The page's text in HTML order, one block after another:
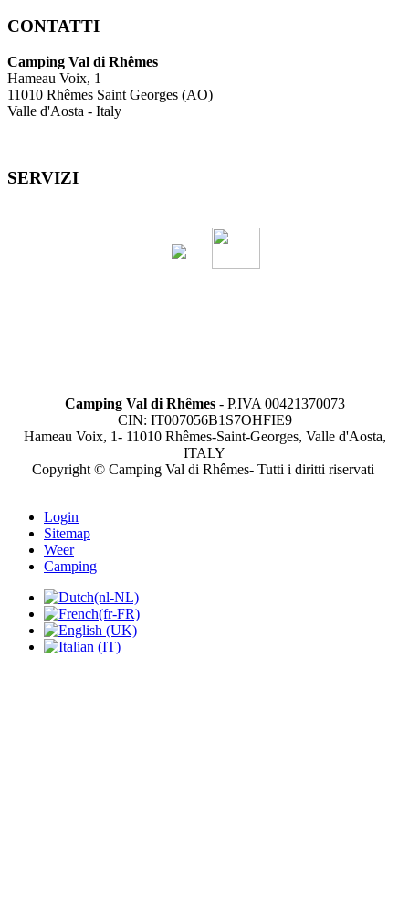
CONTATTI
Camping Val di Rhêmes
Hameau Voix, 1
11010 Rhêmes Saint Georges (AO)
Valle d'Aosta - Italy
SERVIZI
Camping Val di Rhêmes- P.IVA 00421370073
CIN: IT007056B1S7OHFIE9
Hameau Voix, 1- 11010 Rhêmes-Saint-Georges, Valle d'Aosta,
ITALY
Copyright © Camping Val di Rhêmes- Tutti i diritti riservati
Login
Sitemap
Weer
Camping